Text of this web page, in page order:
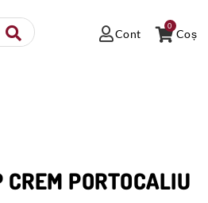
Cont Coș
0
PORTOCALIU